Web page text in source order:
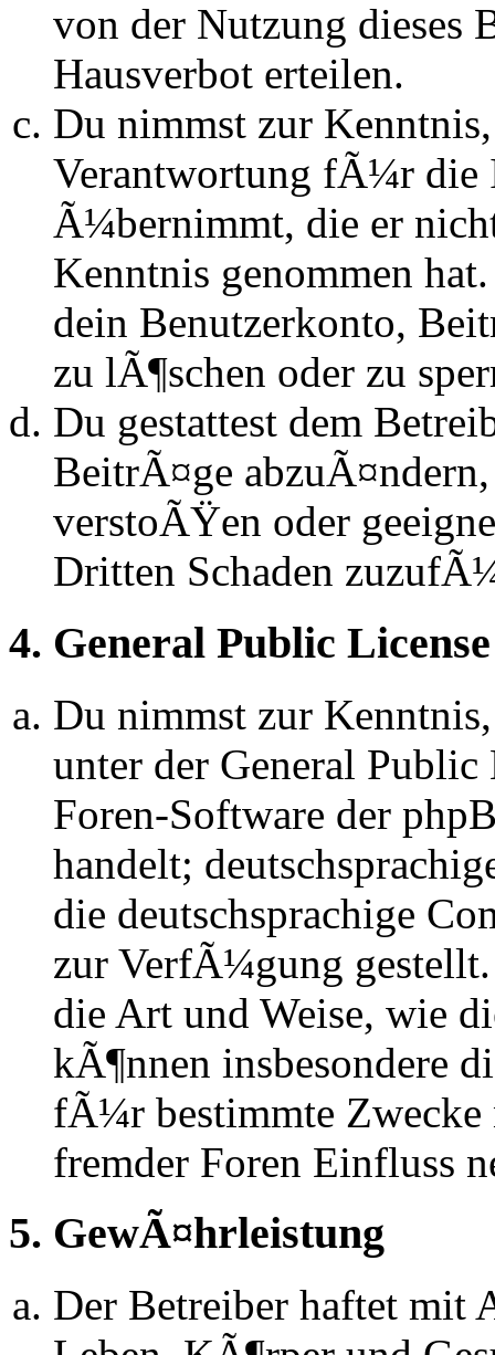
von der Nutzung dieses
Hausverbot erteilen.
Du nimmst zur
Verantwortung fÃ¼r die
Ã¼bernimmt, die er
Kenntnis genommen
dein Benutzerkonto,
zu lÃ¶schen oder zu
Du gestattest dem
BeitrÃ¤ge
verstoÃŸen oder
Dritten Schaden
4. General Public License
Du nimmst zur
unter der General
Foren-Software der
handelt;
die deutschsprachige
zur VerfÃ¼gung
die Art und Weise, wie
kÃ¶nnen insbesondere
fÃ¼r bestimmte Zwecke
fremder Foren Einfluss
5. GewÃ¤hrleistung
Der Betreiber haftet mit